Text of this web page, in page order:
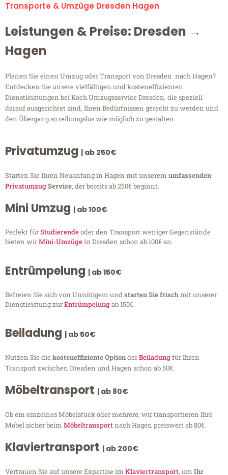
Transporte & Umzüge Dresden Hagen
Leistungen & Preise: Dresden →
Hagen
Planen Sie einen Umzug oder Transport von Dresden nach Hagen?
Entdecken Sie unsere vielfältigen und kosteneffizienten
Dienstleistungen bei Koch Umzugsservice Dresden, die speziell
darauf ausgerichtet sind, Ihren Bedürfnissen gerecht zu werden und
den Übergang so reibungslos wie möglich zu gestalten.
Privatumzug | ab 250€
Starten Sie Ihren Neuanfang in Hagen mit unserem umfassenden
PrivatumzugService, der bereits ab 250€ beginnt.
Mini Umzug | ab 100€
Perfekt fürStudierendeoder den Transport weniger Gegenstände
bieten wirMini-Umzügein Dresden schon ab 100€ an.
Entrümpelung | ab 150€
Befreien Sie sich von Unnötigem undstarten Sie frischmit unserer
Dienstleistung zurEntrümpelungab 150€.
Beiladung | ab 50€
Nutzen Sie diekosteneffiziente OptionderBeiladungfür Ihren
Transport zwischen Dresden und Hagen schon ab 50€.
Möbeltransport | ab 80€
Ob ein einzelnes Möbelstück oder mehrere, wir transportieren Ihre
Möbel sicher beim Möbeltransportnach Hagen preiswert ab 80€.
Klaviertransport | ab 200€
Vertrauen Sie auf unsere Expertise im Klaviertransport, um Ihr